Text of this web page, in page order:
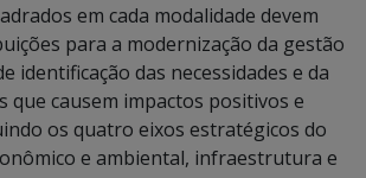
em cada modalidade devem
para a modernização da gestão
identificação das necessidades e da
que causem impactos positivos e
os quatro eixos estratégicos do
e ambiental, infraestrutura e